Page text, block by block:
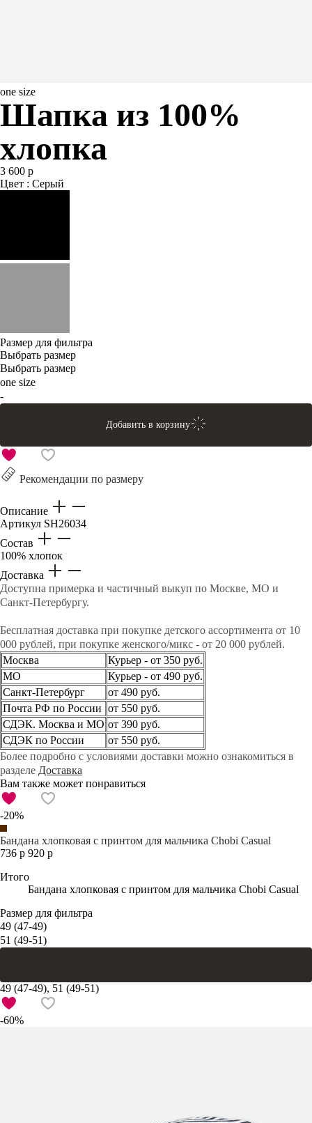
one size
Шапка из 100%
хлопка
3 600 р
Цвет : Серый
Размер для фильтра
Выбрать размер
Выбрать размер
one size
-
Добавить в корзину
Рекомендации по размеру
Описание
Артикул SH26034
Состав
100% хлопок
Доставка
Доступна примерка и частичный выкуп по Москве, МО и
Санкт-Петербургу.
Бесплатная доставка при покупке детского ассортимента от 10
000 рублей, при покупке женского/микс - от 20 000 рублей.
Москва
Курьер - от 350 руб.
МО
Курьер - от 490 руб.
Санкт-Петербург
от 490 руб.
Почта РФ по России от 550 руб.
СДЭК. Москва и МО от 390 руб.
СДЭК по России
от 550 руб.
Более подробно с условиями доставки можно ознакомиться в
разделе Доставка
Вам также может понравиться
-20%
Бандана хлопковая с принтом для мальчика Chobi Casual
736 р 920 р
Итого
Бандана хлопковая с принтом для мальчика Chobi Casual
Размер для фильтра
49 (47-49)
51 (49-51)
49 (47-49), 51 (49-51)
-60%